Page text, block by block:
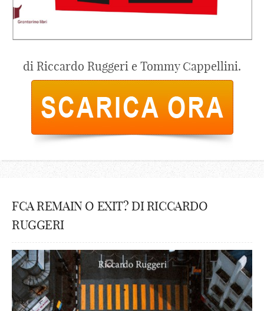
di Riccardo Ruggeri e Tommy Cappellini.
FCA REMAIN O EXIT? DI RICCARDO
RUGGERI